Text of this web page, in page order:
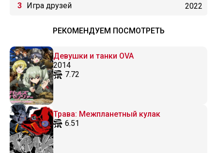
Игра друзей 2022
РЕКОМЕНДУЕМ ПОСМОТРЕТЬ
Девушки и танки OVA
2014
7.72
Трава: Межпланетный кулак
6.51